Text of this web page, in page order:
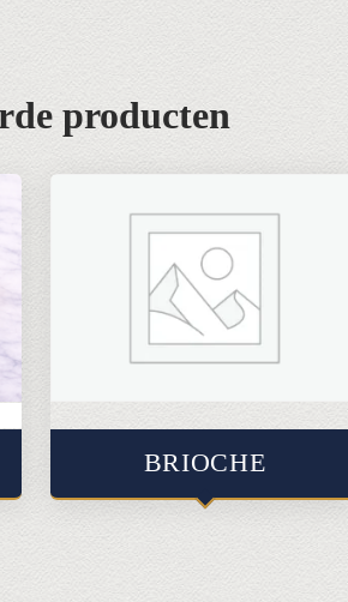
producten
BRIOCHE